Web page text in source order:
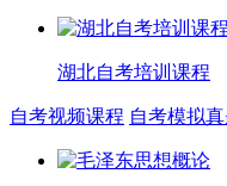
湖北自考培训课程
自考视频课程 自考模拟